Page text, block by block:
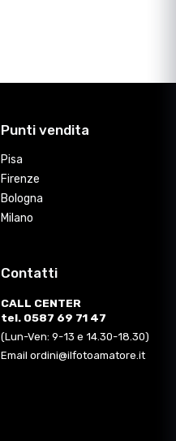
Punti vendita
Pisa
Firenze
Bologna
Milano
Contatti
CALL CENTER
tel. 0587 69 71 47
(Lun-Ven: 9-13 e 14.30-18.30)
Email ordini@ilfotoamatore.it